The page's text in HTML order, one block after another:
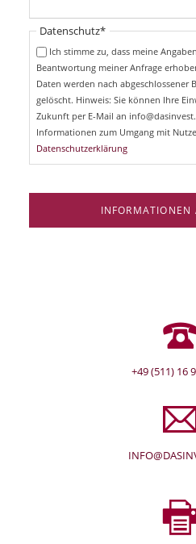
t
f
i
Pflichtfeld
Datenschutz*
Ich stimme zu, dass meine
Beantwortung meiner Anfrage
Daten werden nach abgeschlossener
gelöscht. Hinweis: Sie können Ihre
Zukunft per E-Mail an
Informationen zum Umgang mit
Datenschutzerklärung
INFORMATIONEN
+49 (511) 16